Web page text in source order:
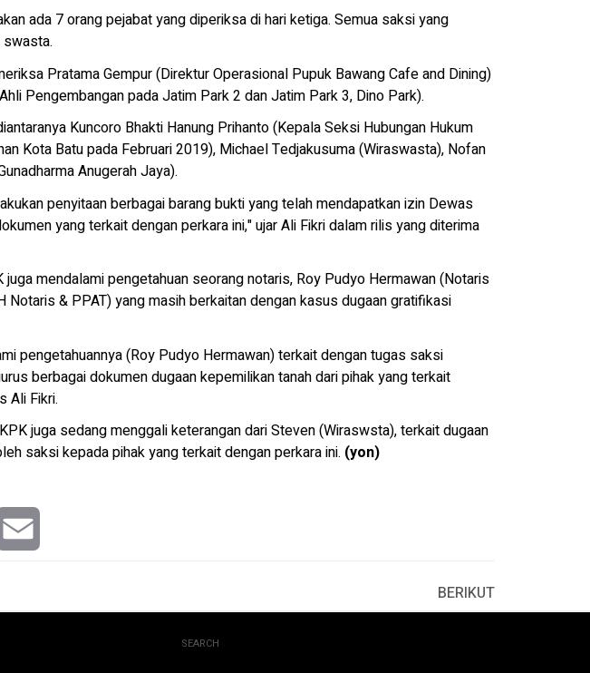
ada 7 orang pejabat yang diperiksa di hari ketiga. Semua saksi yang
Pratama Gempur (Direktur Operasional Pupuk Bawang Cafe and Dining)
Pengembangan pada Jatim Park 2 dan Jatim Park 3, Dino Park).
Kuncoro Bhakti Hanung Prihanto (Kepala Seksi Hubungan Hukum
Kota Batu pada Februari 2019), Michael Tedjakusuma (Wiraswasta), Nofan
Anugerah Jaya).
penyitaan berbagai barang bukti yang telah mendapatkan izin Dewas
yang terkait dengan perkara ini," ujar Ali Fikri dalam rilis yang diterima
juga mendalami pengetahuan seorang notaris, Roy Pudyo Hermawan (Notaris
Notaris & PPAT) yang masih berkaitan dengan kasus dugaan gratifikasi
pengetahuannya (Roy Pudyo Hermawan) terkait dengan tugas saksi
berbagai dokumen dugaan kepemilikan tanah dari pihak yang terkait
Ali Fikri.
juga sedang menggali keterangan dari Steven (Wiraswsta), terkait dugaan
saksi kepada pihak yang terkait dengan perkara ini. (yon)
BERIKUT
SEARCH